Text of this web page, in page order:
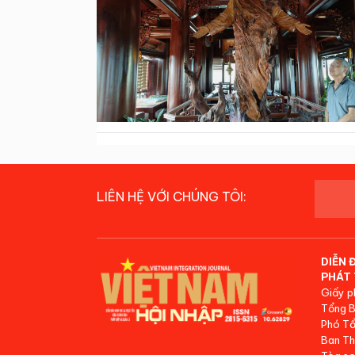
LIÊN HỆ VỚI CHÚNG TÔI:
DIỄN
PHÁT
Giấy
Tổng
Phó
Ban